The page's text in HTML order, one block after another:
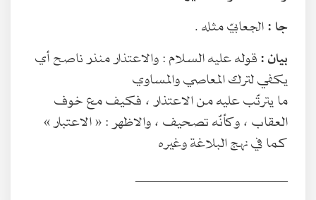
جا :الجعابيّ مثله .
بيان :قوله عليه السلام : والاعتذار منذر ناصح أي
يكفي لترك المعاصي والمساوي
ما يترتّب عليه من الاعتذار ، فكيف مع خوف
العقاب ، وكأنّه تصحيف ، والاظهر : « الاعتبار »
كما في نهج البلاغة وغيره